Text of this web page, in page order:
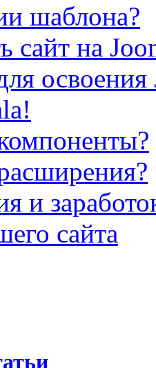
шаблона?
сайт на
освоения
и
сайта